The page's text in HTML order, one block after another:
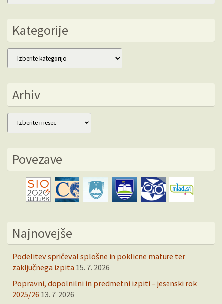
Kategorije
Kategorije
Arhiv
Arhiv
Povezave
Najnovejše
Podelitev spričeval splošne in poklicne mature ter
zaključnega izpita 15. 7. 2026
Popravni, dopolnilni in predmetni izpiti – jesenski rok
2025/26 13. 7. 2026